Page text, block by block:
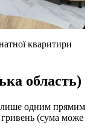
кваритири
область)
лише одним прямим
гривень (сума може